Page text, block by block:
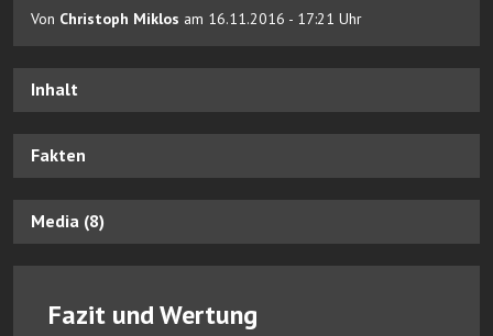
Von Christoph Miklos am 16.11.2016 - 17:21 Uhr
Inhalt
Fakten
Media (8)
Fazit und Wertung